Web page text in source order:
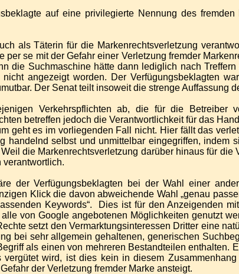
auf eine privilegierte Nennung des
als Täterin für die Markenrechtsverletzung
per se mit der Gefahr einer Verletzung fremder
die Suchmaschine hätte dann lediglich nach
nicht angezeigt worden. Der Verfügungsbeklagten
Der Senat teilt insoweit die strenge Auffassung
Verkehrspflichten ab, die für die
betreffen jedoch die Verantwortlichkeit für das
geht es im vorliegenden Fall nicht. Hier fällt das
handelnd selbst und unmittelbar eingegriffen,
die Markenrechtsverletzung darüber hinaus für
verantwortlich.
der Verfügungsbeklagten bei der Wahl einer
Klick die davon abweichende Wahl „genau
Keywords“. Dies ist für den Anzeigenden
von Google angebotenen Möglichkeiten genutzt
setzt den Vermarktungsinteressen Dritter eine
bei sehr allgemein gehaltenen, generischen
als einen von mehreren Bestandteilen
wird, ist dies kein in diesem
der Verletzung fremder Marke ansteigt.